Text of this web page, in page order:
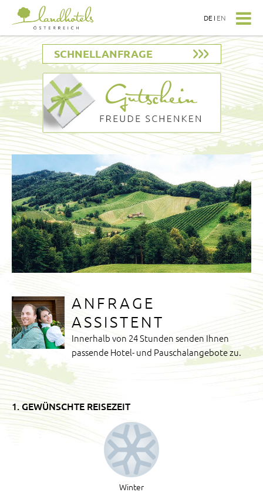
SCHNELLANFRAGE
ANFRAGE
ASSISTENT
Innerhalb von 24 Stunden senden Ihnen
passende Hotel- und Pauschalangebote zu.
1. GEWÜNSCHTE REISEZEIT
Winter
DE I EN